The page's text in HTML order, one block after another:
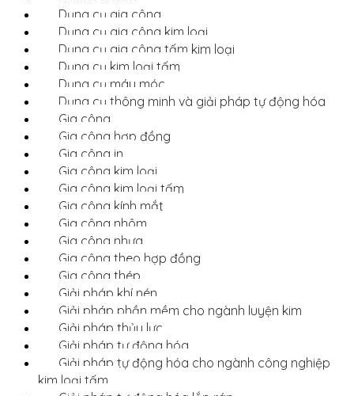
Dụng cụ gia công
Dụng cụ gia công kim loại
Dụng cụ gia công tấm kim loại
Dụng cụ kim loại tấm
Dụng cụ máy móc
Dụng cụ thông minh và giải pháp tự động hóa
Gia công
Gia công hợp đồng
Gia công in
Gia công kim loại
Gia công kim loại tấm
Gia công kính mắt
Gia công nhôm
Gia công nhựa
Gia công theo hợp đồng
Gia công thép
Giải pháp khí nén
Giải pháp phần mềm cho ngành luyện kim
Giải pháp thủy lực
Giải pháp tự động hóa
Giải pháp tự động hóa cho ngành công nghiệp
kim loại tấm